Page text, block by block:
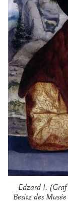
Edzard I.
Besitz des